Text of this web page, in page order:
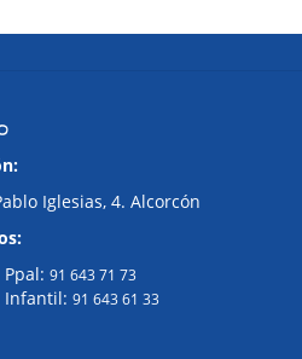
Iglesias, 4. Alcorcón
91 643 71 73
Infantil: 91 643 61 33